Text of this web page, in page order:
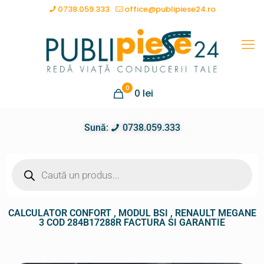
0738.059.333 office@publipiese24.ro
0 0 lei
Sună: 0738.059.333
CALCULATOR CONFORT , MODUL BSI , RENAULT MEGANE
3 COD 284B17288R FACTURA SI GARANTIE